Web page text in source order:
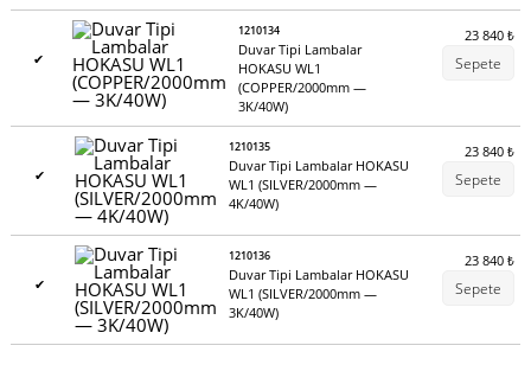
✔
1210134
Duvar Tipi Lambalar
HOKASU WL1
(COPPER/2000mm —
3K/40W)
23 840₺
Sepete
✔
1210135
Duvar Tipi Lambalar HOKASU
WL1 (SILVER/2000mm —
4K/40W)
23 840₺
Sepete
✔
1210136
Duvar Tipi Lambalar HOKASU
WL1 (SILVER/2000mm —
3K/40W)
23 840₺
Sepete